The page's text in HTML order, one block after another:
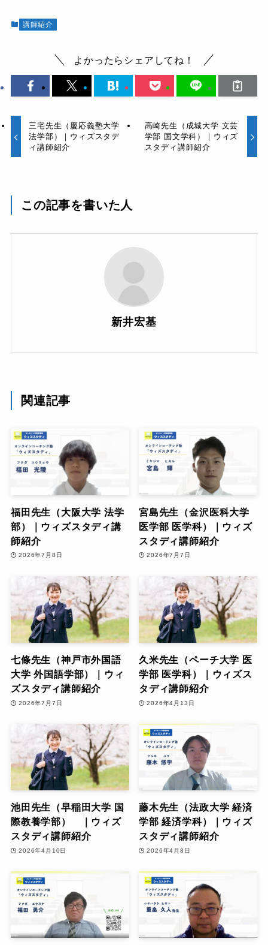
講師紹介
よかったらシェアしてね！
三宅先生（慶応義塾大学
法学部）｜ウィズスタデ
ィ講師紹介
高崎先生（成城大学 文芸
学部 国文学科）｜ウィズ
スタディ講師紹介
この記事を書いた人
新井宏基
関連記事
福田先生（大阪大学 法学
部）｜ウィズスタディ講
師紹介
2026年7月8日
宮島先生（金沢医科大学
医学部 医学科）｜ウィズ
スタディ講師紹介
2026年7月7日
七條先生（神戸市外国語
大学 外国語学部）｜ウィ
ズスタディ講師紹介
2026年7月7日
久米先生（ペーチ大学 医
学部 医学科）｜ウィズス
タディ講師紹介
2026年4月13日
池田先生（早稲田大学 国
際教養学部） ｜ウィズ
スタディ講師紹介
2026年4月10日
藤木先生（法政大学 経済
学部 経済学科）｜ウィズ
スタディ講師紹介
2026年4月8日